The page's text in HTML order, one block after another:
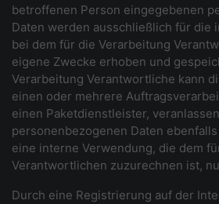
betroffenen Person eingegebenen
Daten werden ausschließlich für die
bei dem für die Verarbeitung
eigene Zwecke erhoben und
Verarbeitung Verantwortliche kann
einen oder mehrere
einen Paketdienstleister,
personenbezogenen Daten
eine interne Verwendung, die dem
Verantwortlichen zuzurechnen ist,
Durch eine Registrierung auf der